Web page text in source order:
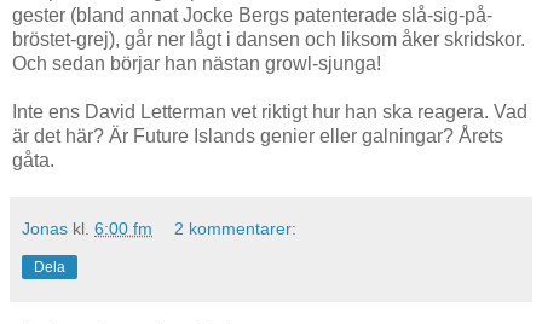
gester (bland annat Jocke Bergs patenterade slå-sig-på-
bröstet-grej), går ner lågt i dansen och liksom åker skridskor.
Och sedan börjar han nästan growl-sjunga!
Inte ens David Letterman vet riktigt hur han ska reagera. Vad
är det här? Är Future Islands genier eller galningar? Årets
gåta.
Jonas kl. 6:00 fm 2 kommentarer:
Dela